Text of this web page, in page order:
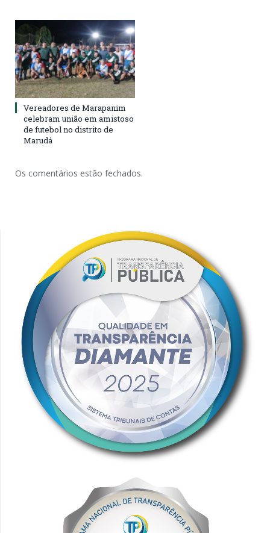
Vereadores de Marapanim
celebram união em amistoso
de futebol no distrito de
Marudá
Os comentários estão fechados.